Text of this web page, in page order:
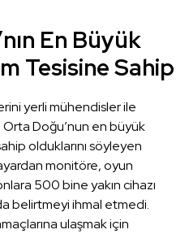
En Büyük
Tesisine Sahip
yerli mühendisler ile
Doğu’nun en büyük
olduklarını söyleyen
monitöre, oyun
500 bine yakın cihazı
belirtmeyi ihmal etmedi.
ulaşmak için